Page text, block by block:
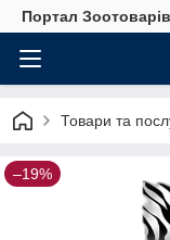
Портал
Товари та
–19%